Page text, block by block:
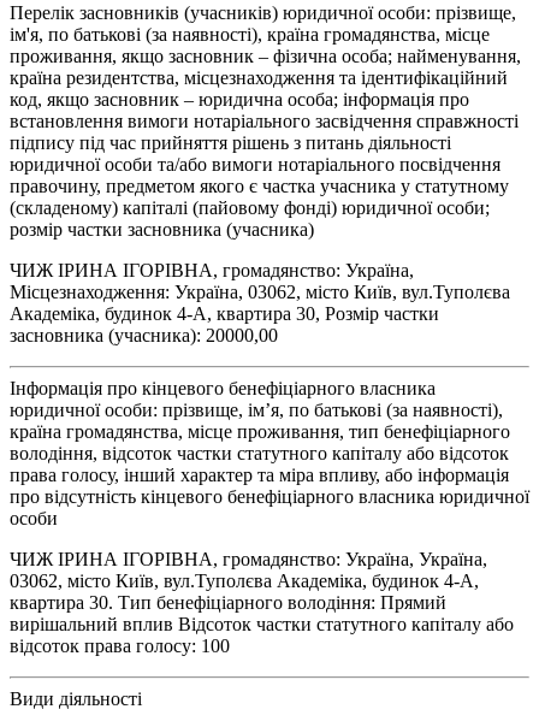
Перелік засновників (учасників) юридичної особи: прізвище,
ім'я, по батькові (за наявності), країна громадянства, місце
проживання, якщо засновник – фізична особа; найменування,
країна резидентства, місцезнаходження та ідентифікаційний
код, якщо засновник – юридична особа; інформація про
встановлення вимоги нотаріального засвідчення справжності
підпису під час прийняття рішень з питань діяльності
юридичної особи та/або вимоги нотаріального посвідчення
правочину, предметом якого є частка учасника у статутному
(складеному) капіталі (пайовому фонді) юридичної особи;
розмір частки засновника (учасника)
ЧИЖ ІРИНА ІГОРІВНА, громадянство: Україна,
Місцезнаходження: Україна, 03062, місто Київ, вул.Туполєва
Академіка, будинок 4-А, квартира 30, Розмір частки
засновника (учасника): 20000,00
Інформація про кінцевого бенефіціарного власника
юридичної особи: прізвище, ім’я, по батькові (за наявності),
країна громадянства, місце проживання, тип бенефіціарного
володіння, відсоток частки статутного капіталу або відсоток
права голосу, інший характер та міра впливу, або інформація
про відсутність кінцевого бенефіціарного власника юридичної
особи
ЧИЖ ІРИНА ІГОРІВНА, громадянство: Україна, Україна,
03062, місто Київ, вул.Туполєва Академіка, будинок 4-А,
квартира 30. Тип бенефіціарного володіння: Прямий
вирішальний вплив Відсоток частки статутного капіталу або
відсоток права голосу: 100
Види діяльності